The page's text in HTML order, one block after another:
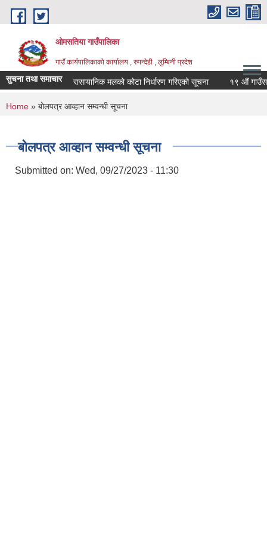
Skip to main content
ओमसतिया गाउँपालिका
गाउँ कार्यपालिकाको कार्यालय , रुपन्देही , लुम्बिनी प्रदेश
सुचना तथा समाचाररासायानिक मलको कोटा निर्धारण गरिएको सूचना १९ औं
You are here
Home » बोलपत्र आव्हान सम्वन्धी सूचना
बोलपत्र आव्हान सम्वन्धी सूचना
Submitted on: Wed, 09/27/2023 - 11:30